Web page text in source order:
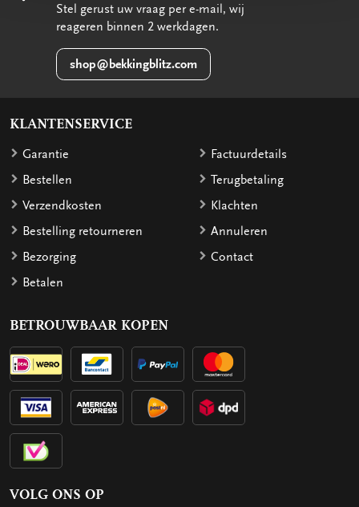
Stel gerust uw vraag per e-mail, wij
reageren binnen 2 werkdagen.
shop@bekkingblitz.com
KLANTENSERVICE
Garantie
Bestellen
Verzendkosten
Bestelling retourneren
Bezorging
Betalen
Factuurdetails
Terugbetaling
Klachten
Annuleren
Contact
BETROUWBAAR KOPEN
VOLG ONS OP